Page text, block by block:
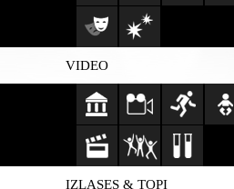
VIDEO
IZLASES & TOPI